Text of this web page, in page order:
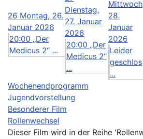
26 Montag, 26.
Januar 2026
20:00 „Der
Medicus 2“ ...
Dienstag,
27. Januar
2026
20:00 „Der
Medicus 2“
...
28.
Januar
2026
Leider
geschlos
...
Wochenendprogramm
Jugendvorstellung
Besonderer Film
Rollenwechsel
Dieser Film wird in der Reihe